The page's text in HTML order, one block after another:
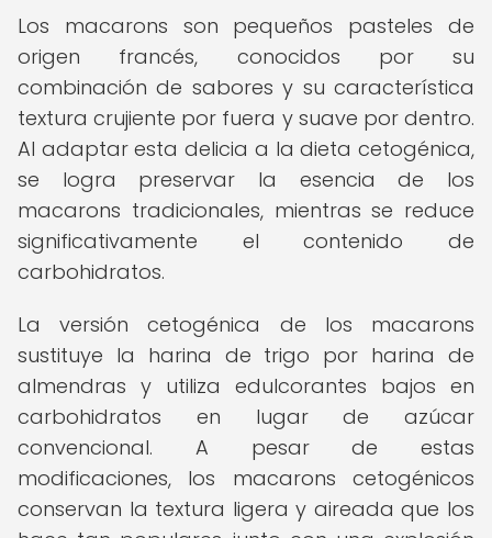
Los macarons son pequeños pasteles de
origen francés, conocidos por su
combinación de sabores y su característica
textura crujiente por fuera y suave por dentro.
Al adaptar esta delicia a la dieta cetogénica,
se logra preservar la esencia de los
macarons tradicionales, mientras se reduce
significativamente el contenido de
carbohidratos.
La versión cetogénica de los macarons
sustituye la harina de trigo por harina de
almendras y utiliza edulcorantes bajos en
carbohidratos en lugar de azúcar
convencional. A pesar de estas
modificaciones, los macarons cetogénicos
conservan la textura ligera y aireada que los